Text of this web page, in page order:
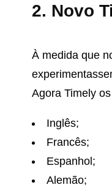
2. Novo
À medida que
Agora Timely
Inglês;
Francês;
Espanhol;
Alemão;